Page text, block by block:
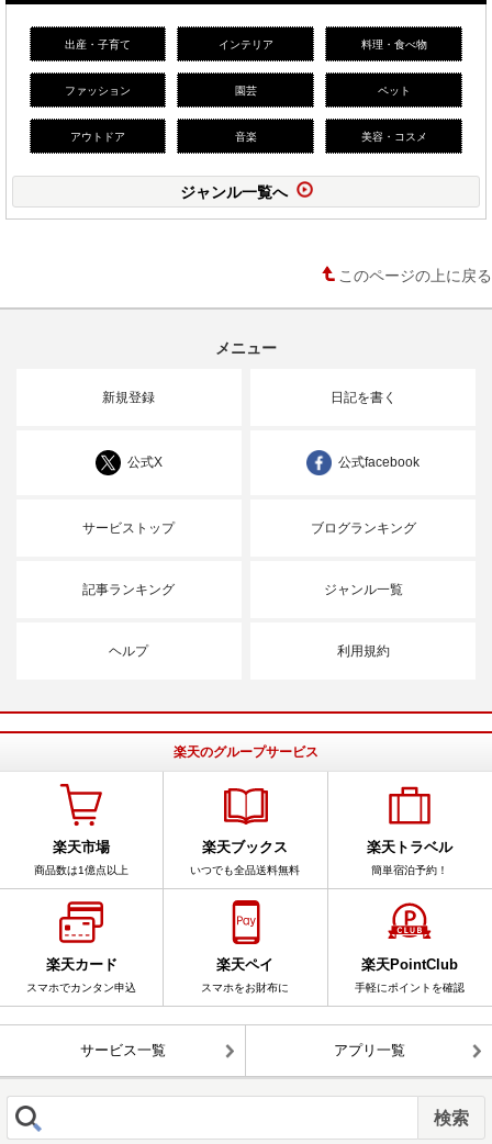
出産・子育て インテリア 料理・食べ物
ファッション 園芸 ペット
アウトドア 音楽 美容・コスメ
ジャンル一覧へ
このページの上に戻る
メニュー
新規登録 日記を書く
公式X 公式facebook
サービストップ ブログランキング
記事ランキング ジャンル一覧
ヘルプ 利用規約
楽天のグループサービス
楽天市場
商品数は1億点以上
楽天ブックス
いつでも全品送料無料
楽天トラベル
簡単宿泊予約！
楽天カード
スマホでカンタン申込
楽天ペイ
スマホをお財布に
楽天PointClub
手軽にポイントを確認
サービス一覧 アプリ一覧